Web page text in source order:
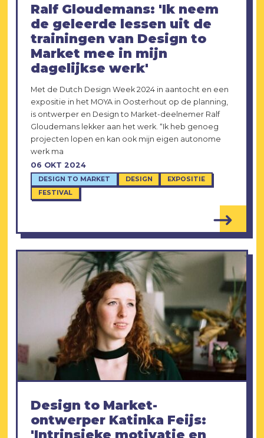
06 OKT 2024
DESIGN TO MARKET DESIGN
EXPOSITIE
FESTIVAL
Ralf Gloudemans: 'Ik neem
de geleerde lessen uit de
trainingen van Design to
Market mee in mijn
dagelijkse werk'
Met de Dutch Design Week 2024 in aantocht en een
expositie in het MOYA in Oosterhout op de planning,
is ontwerper en Design to Market-deelnemer Ralf
Gloudemans lekker aan het werk. “Ik heb genoeg
projecten lopen en kan ook mijn eigen autonome
werk ma
Design to Market-
ontwerper Katinka Feijs:
'Intrinsieke motivatie en